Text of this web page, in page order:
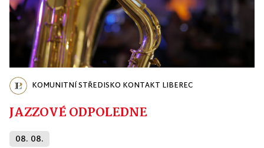
KOMUNITNÍ STŘEDISKO KONTAKT LIBEREC
JAZZOVÉ ODPOLEDNE
08. 08.